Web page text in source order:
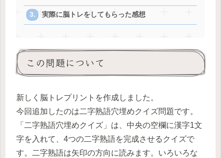
実際に脳トレをしてもらった感想
この問題について
新しく脳トレプリントを作成しました。
今回追加したのは二字熟語穴埋めクイズ問題です。
「二字熟語穴埋めクイズ」は、中央の空欄に漢字1文
字を入れて、4つの二字熟語を完成させるクイズで
す。二字熟語は矢印の方向に読みます。いろいろな